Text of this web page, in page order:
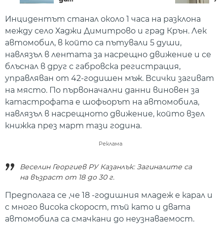
Инцидентът станал около 1 часа на разклона
между село Хаджи Димитрово и град Крън. Лек
автомобил, в който са пътували 5 души,
навлязъл в лентата за насрещно движение и се
блъснал в друг с габровска регистрация,
управляван от 42-годишен мъж. Всички загиват
на място. По първоначални данни виновен за
катастрофата е шофьорът на автомобила,
навлязъл в насрещното движение, който взел
книжка през март тази година.
Реклама
Веселин Георгиев РУ Казанлък: Загиналите са
на възраст от 18 до 30 г.
Предполага се ,че 18 -годишния младеж е карал и
с много висока скорост, тъй като и двата
автомобила са смачкани до неузнаваемост.